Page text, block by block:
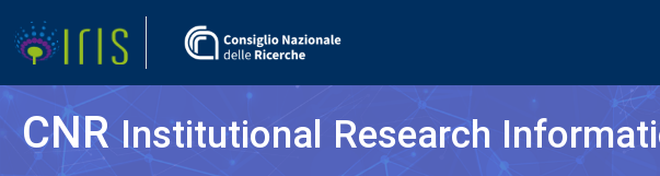
CNRInstitutional Research